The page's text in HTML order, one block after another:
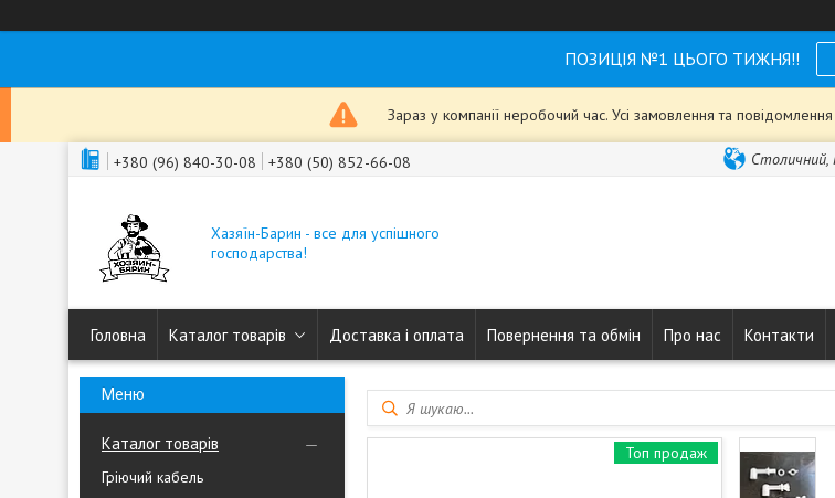
ПОЗИЦІЯ №1 ЦЬОГО ТИЖНЯ!!
Зараз у компанії неробочий час. Усі замовлення та
+380 (96) 840-30-08 +380 (50) 852-66-08 Столичний,
Хазяїн-Барин - все для успішного
господарства!
Головна Каталог товарів Доставка і оплата Повернення та обмін Про нас Контакти
Каталог товарів
Гріючий кабель
Топ продаж